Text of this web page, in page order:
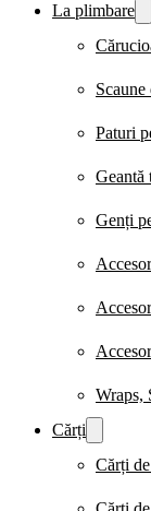
La plimbare
Scaune
Paturi
Geantă
Genți
Wraps,
Cărți
Cărți